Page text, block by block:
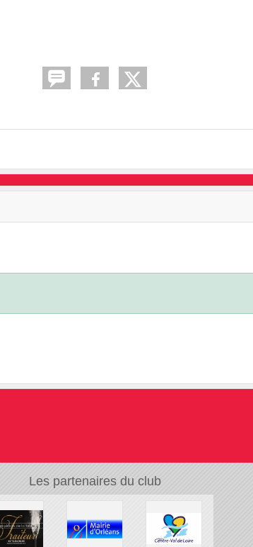
Les partenaires du club